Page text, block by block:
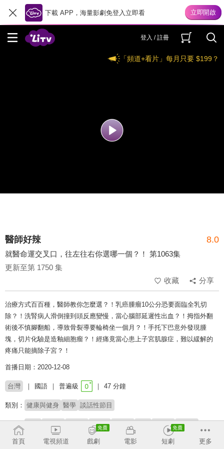
下載 APP，海量影劇免登入立即看
登入 / 註冊
「頻道+看片」每月只要 $199？
醫師好辣 8.0
就醫命運交叉口，往左往右你選哪一個？！ 第1063集
更新至第 1750 集
收藏
分享
治療方式百百種，醫師教你怎麼選？！乳癌腫瘤10公分恐要面臨全乳切
除？！洗腎病人滑倒撞到頭反應變慢，當心腦部延遲性出血？！拇指外翻
術後不慎腳翻船，導致骨裂導要輪椅坐一個月？！手托下巴意外發現腫
塊，切片化驗是造釉細胞瘤？！經痛竟當心患上子宮肌腺症，難以緩解的
疼痛只能摘除子宮？！
首播日期：2020-12-08
台灣 國語 普遍級 47 分鐘
類別： 健康與健身 醫學 談話性節目
來賓： 高雋雅 Debby 張金堅 詹景全 陳榮堅
吳昭寬 林彥君
首頁 電視頻道 戲劇 電影 短劇 更多